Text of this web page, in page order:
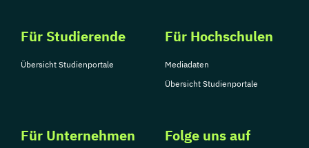
Für Studierende
Übersicht Studienportale
Für Hochschulen
Mediadaten
Übersicht Studienportale
Für Unternehmen Folge uns auf